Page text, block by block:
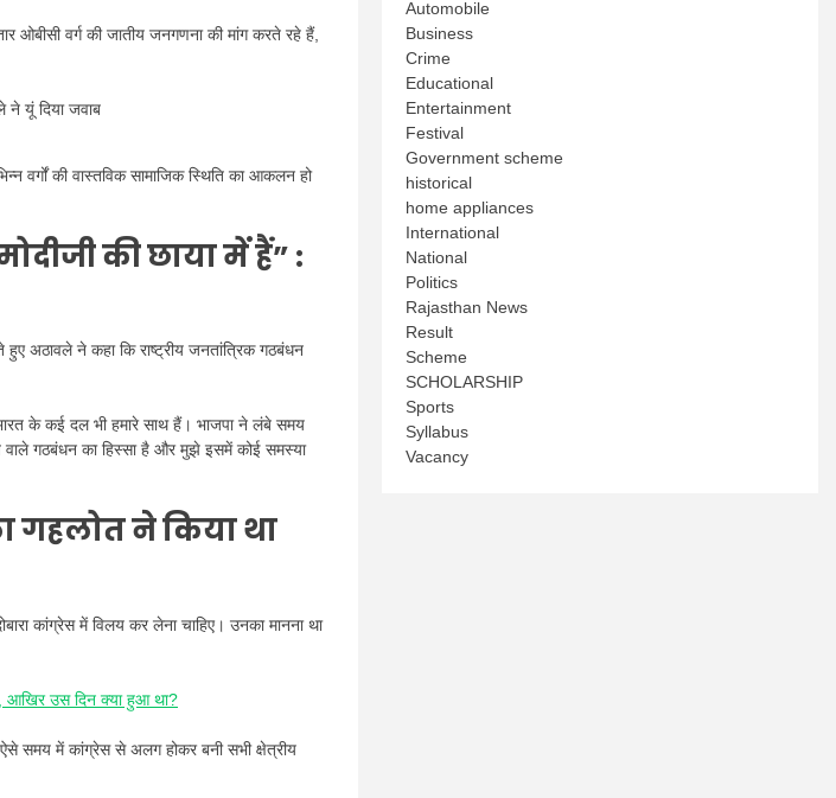
ओबीसी वर्ग की जातीय जनगणना की मांग करते रहे हैं,
वर्गों की वास्तविक सामाजिक स्थिति का आकलन हो
की छाया में हैं” :
हुए अठावले ने कहा कि राष्ट्रीय जनतांत्रिक गठबंधन
भारत के कई दल भी हमारे साथ हैं। भाजपा ने लंबे समय
वाले गठबंधन का हिस्सा है और मुझे इसमें कोई समस्या
गहलोत ने किया था
कांग्रेस में विलय कर लेना चाहिए। उनका मानना था
आखिर उस दिन क्या हुआ था?
समय में कांग्रेस से अलग होकर बनी सभी क्षेत्रीय
Automobile
Business
Crime
Educational
Entertainment
Festival
Government scheme
historical
home appliances
International
National
Politics
Rajasthan News
Result
Scheme
SCHOLARSHIP
Sports
Syllabus
Vacancy